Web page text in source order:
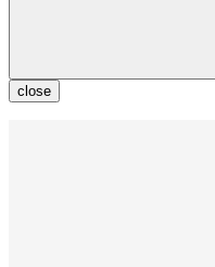
close